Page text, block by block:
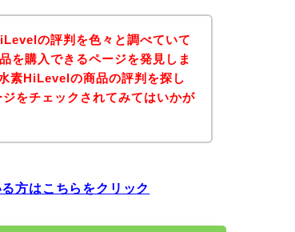
の評判を色々と調べていて
を購入できるページを発見しま
素HiLevelの商品の評判を探し
をチェックされてみてはいかが
方はこちらをクリック